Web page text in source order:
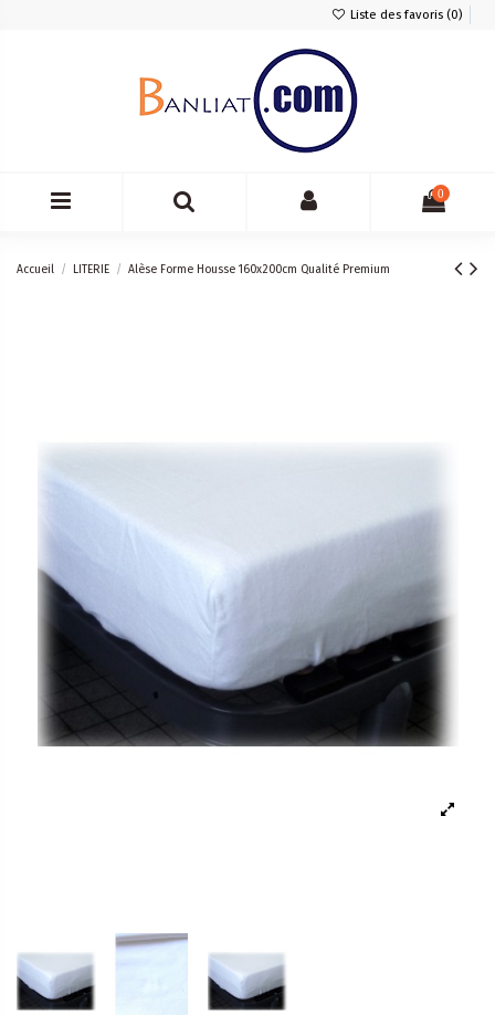
Liste des favoris (0)
0
Accueil LITERIE Alèse Forme Housse 160x200cm Qualité Premium